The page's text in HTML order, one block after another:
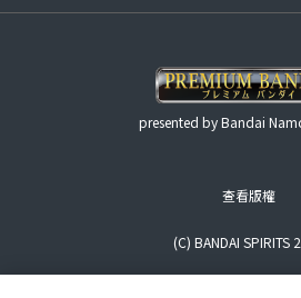
presented by Bandai
查看版權
(C) BANDAI SPIRITS